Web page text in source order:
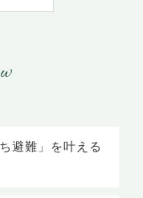
避難」を叶える